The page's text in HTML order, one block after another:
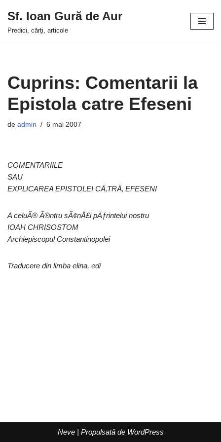
Sari
Sf. Ioan Gură de Aur
Predici, cărţi, articole
Cuprins: Comentarii la
Epistola catre Efeseni
de admin 6 mai 2007
COMENTARIILE
SAU
EXPLICAREA EPISTOLEI CÄ‚TRÄ‚ EFESENI
A celuÃ® Ã®ntru sÃ¢nÅ£i pÄƒrintelui nostru
IOAH CHRISOSTOM
Archiepiscopul Constantinopolei
Traducere din limba elina, edi
Neve| Propulsată de WordPress